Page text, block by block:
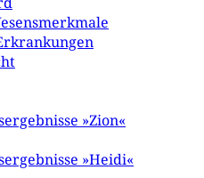
»Zion«
»Heidi«